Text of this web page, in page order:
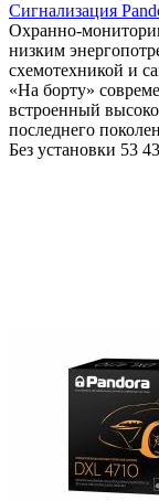
Сигнализация
Охранно-
низким
схемотехникой и
«На борту»
встроенный
последнего
Без установки 53